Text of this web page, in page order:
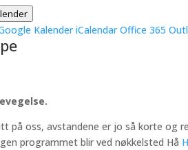
Kalender iCalendar Office 365
på oss, avstandene er jo så korte og
programmet blir ved nøkkelsted Hå